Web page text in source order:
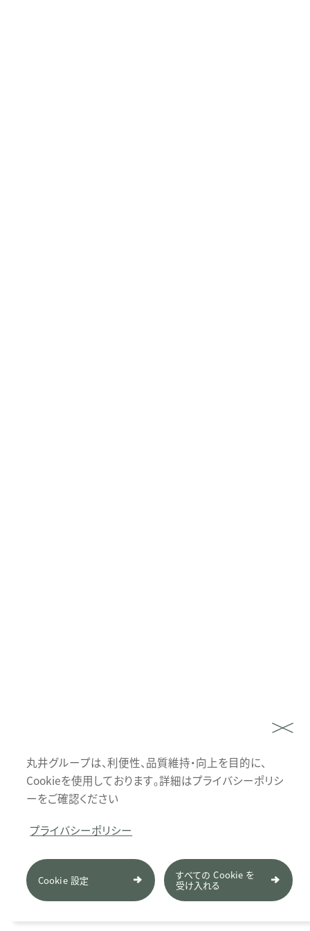
丸井グループは、利便性、品質維持・向上を目的に、
Cookieを使用しております。詳細はプライバシーポリシ
ーをご確認ください
プライバシーポリシー
Cookie 設定 すべての Cookie を
受け入れる